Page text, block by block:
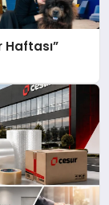
Haftası”